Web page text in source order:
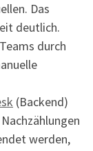
Das
deutlich.
durch
(Backend)
werden,